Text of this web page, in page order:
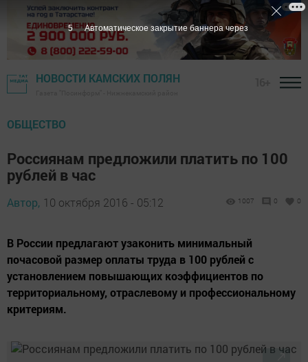
НОВОСТИ КАМСКИХ ПОЛЯН
ОБЩЕСТВО
Россиянам предложили платить по 100
рублей в час
Автор, 10 октября 2016 - 05:12 1007 0 0
В России предлагают узаконить минимальный
почасовой размер оплаты труда в 100 рублей с
установлением повышающих коэффициентов по
территориальному, отраслевому и профессиональному
критериям.
5 Автоматическое закрытие баннера через